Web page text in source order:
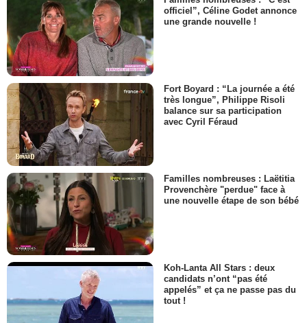
officiel”, Céline Godet annonce
une grande nouvelle !
Fort Boyard : “La journée a été
très longue”, Philippe Risoli
balance sur sa participation
avec Cyril Féraud
Familles nombreuses : Laëtitia
Provenchère "perdue" face à
une nouvelle étape de son bébé
Koh-Lanta All Stars : deux
candidats n’ont “pas été
appelés” et ça ne passe pas du
tout !